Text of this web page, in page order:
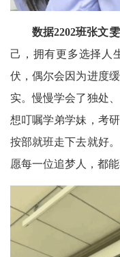
数据2202班张文雯
己，拥有更多选择人
伏，偶尔会因为进度
实。慢慢学会了独处
想叮嘱学弟学妹，考
按部就班走下去就好
愿每一位追梦人，都